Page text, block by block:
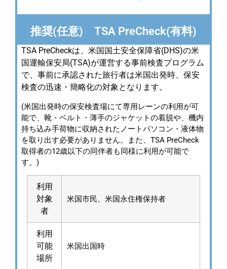
推奨(任意) TSA PreCheck(有料)
TSA PreCheckは、米国国土安全保障省(DHS)の米
国運輸保安局(TSA)が運営する事前検査プログラム
で、事前に承認された旅行者は米国出発時、保安
検査の迅速・簡略化の対象となります。
(米国出発時の保安検査場にて専用レーンの利用が可
能で、靴・ベルト・薄手のジャケットの着脱や、機内
持ち込み手荷物に収納されたノートパソコン・液体物
を取り出す必要がありません。また、TSA PreCheck
取得者の12歳以下の同伴者も同様に利用が可能で
す。)
利用
対象
者
米国市民、米国永住権保持者
利用
可能
場所
米国出国時